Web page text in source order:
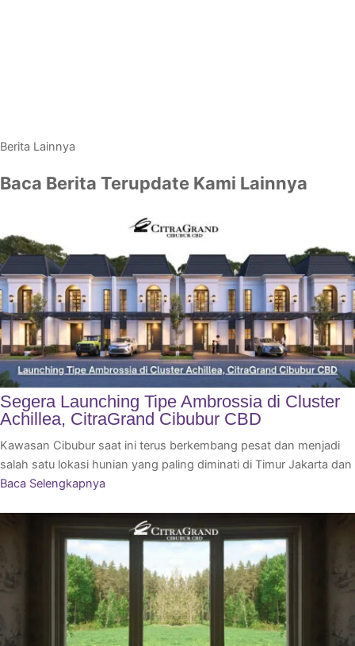
Berita Lainnya
Baca Berita Terupdate Kami Lainnya
Segera Launching Tipe Ambrossia di Cluster
Achillea, CitraGrand Cibubur CBD
Kawasan Cibubur saat ini terus berkembang pesat dan menjadi
salah satu lokasi hunian yang paling diminati di Timur Jakarta dan
Baca Selengkapnya